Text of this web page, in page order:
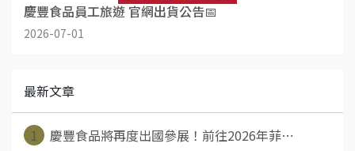
慶豐食品員工旅遊 官網出貨公告📅
2026-07-01
最新文章
1
慶豐食品將再度出國參展！前往2026年菲⋯